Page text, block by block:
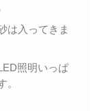
は入ってきま
照明いっぱ
。